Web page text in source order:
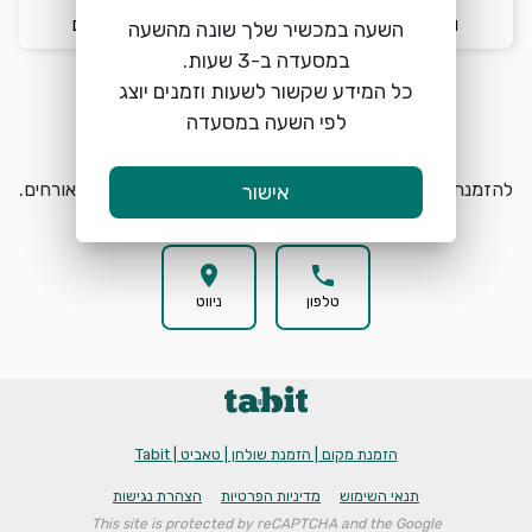
ו׳ 7/8 12:45 2 אורחים
search הזמנת מקום
להזמנת מקום באצל עובד בכפר בחרו תאריך, שעה וכמות אורחים.
phone
טלפון
location_on
ניווט
הזמנת מקום | הזמנת שולחן | טאביט | Tabit
תנאי השימוש מדיניות הפרטיות הצהרת נגישות
This site is protected by reCAPTCHA and the Google
השעה במכשיר שלך שונה מהשעה
כל המידע שקשור לשעות וזמנים יוצג
לפי השעה במסעדה
אישור